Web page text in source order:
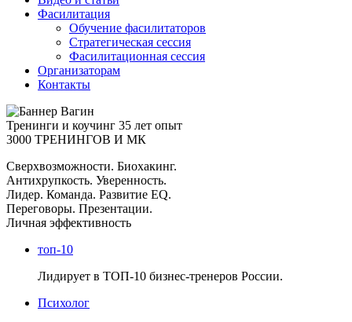
Фасилитация
Обучение фасилитаторов
Стратегическая сессия
Фасилитационная сессия
Организаторам
Контакты
Тренинги и коучинг 35 лет опыт
3000 ТРЕНИНГОВ И МК
Сверхвозможности. Биохакинг.
Антихрупкость. Уверенность.
Лидер. Команда. Развитие EQ.
Переговоры. Презентации.
Личная эффективность
топ-10
Лидирует в ТОП-10 бизнес-тренеров России.
Психолог